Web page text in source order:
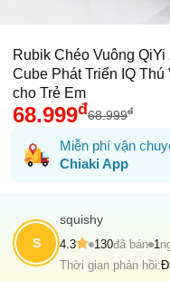
Rubik Chéo Vuông
Cube Phát Triển IQ
cho Trẻ Em
68.999đ68.999đ
Miễn phí vận
Chiaki App
S
squishy
4.3 130đã bán 1
Thời gian phản hồi: